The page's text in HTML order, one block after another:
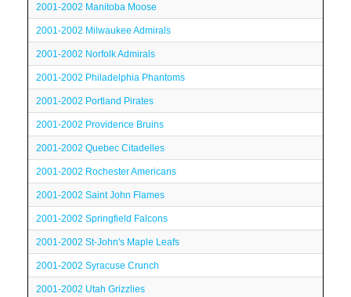
2001-2002 Manitoba Moose
2001-2002 Milwaukee Admirals
2001-2002 Norfolk Admirals
2001-2002 Philadelphia Phantoms
2001-2002 Portland Pirates
2001-2002 Providence Bruins
2001-2002 Quebec Citadelles
2001-2002 Rochester Americans
2001-2002 Saint John Flames
2001-2002 Springfield Falcons
2001-2002 St-John's Maple Leafs
2001-2002 Syracuse Crunch
2001-2002 Utah Grizzlies